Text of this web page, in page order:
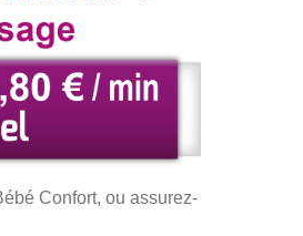
Confort, ou assurez-